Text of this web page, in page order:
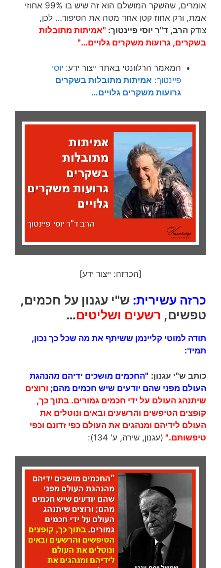
אומרים, שהשקר המושלם הוא זה שיש בו 99% אחוזי
אמת, ורק אחוז קטן אחד מטה את הסיפור… לכן,
צודק הרב, ד"ר יוסי פיינטוך: "אמיתות מתובלות
בשקרים, גרועות משקרים גלויים…"
המאמר הרלוונטי באתר ייצור ידע: יוסי
פיינטוך: אמיתות מתובלות בשקרים
גרועות משקרים גלויים…
[הכרזה: ייצור ידע]
כרזה עשירית: ש"י עגנון על חכמים,
טפשים, רשעים ושליטים…
תודה למוטי קליינמן ששיתף את מה שכל כך נכון,
תמיד:
כותב ש"י עגנון: "החכמים מושכים ידיהם מהנהגת
העולם מפני שהם יודעים שיש חכמים מהם; ורוצים
שיתנהג העולם על ידי חכמים גמורים. בתוך כך,
קופצים הטיפשים והרשעים ובאים ונוטלים את
העולם לידיהם ומנהגים את העולם כפי זדונם וכפי
טיפשותם." (עגנון, שירה, ע' 134):